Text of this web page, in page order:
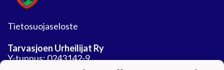
Tietosuojaseloste
Tarvasjoen Urheilijat Ry
Y-tunnus: 0243142-9